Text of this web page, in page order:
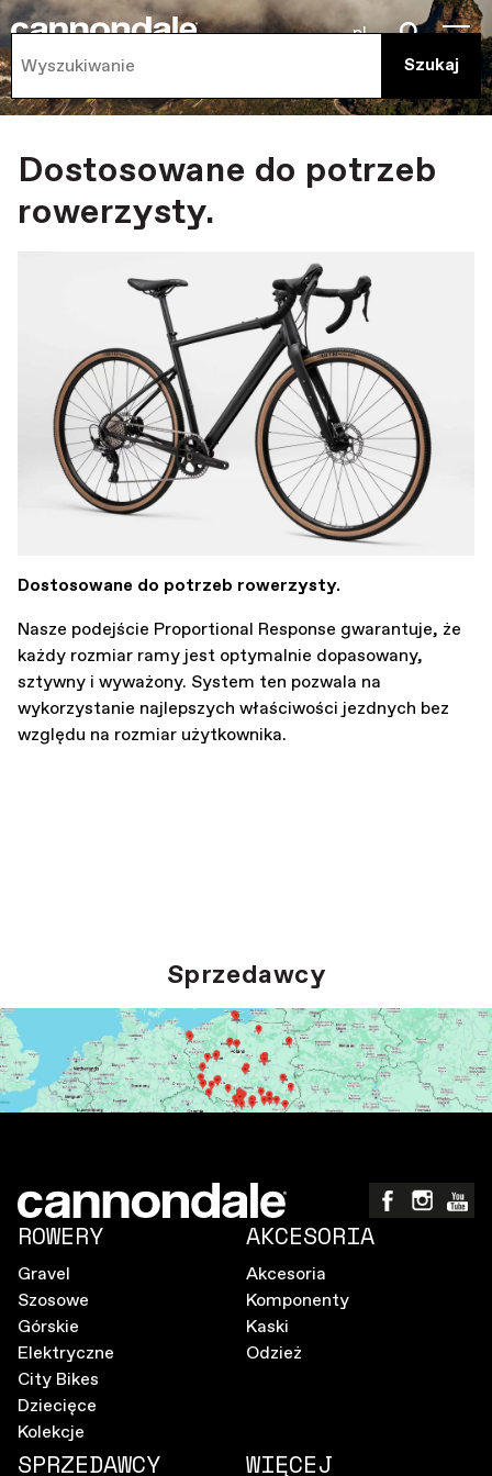
pl
Dostosowane do potrzeb
rowerzysty.
Dostosowane do potrzeb rowerzysty.
Nasze podejście Proportional Response gwarantuje, że
każdy rozmiar ramy jest optymalnie dopasowany,
sztywny i wyważony. System ten pozwala na
wykorzystanie najlepszych właściwości jezdnych bez
względu na rozmiar użytkownika.
Sprzedawcy
ROWERY
Gravel
Szosowe
Górskie
Elektryczne
City Bikes
Dziecięce
Kolekcje
AKCESORIA
Akcesoria
Komponenty
Kaski
Odzież
SPRZEDAWCY WIĘCEJ